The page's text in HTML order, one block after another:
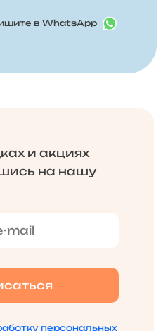
в WhatsApp
и акциях
на нашу
персональных